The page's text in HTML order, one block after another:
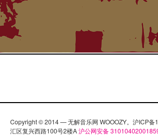
Copyright © 2014 — 无解音乐网 WOOOZY。沪ICP备
汇区复兴西路100号2楼A沪公网安备